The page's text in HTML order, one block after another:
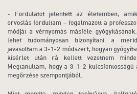
- Fordulatot jelentett az életemben,
orvoslás fordultam – fogalmazott a
módját a vérnyomás másféle
lehet tudományosan bizonyítani a
javasoltam a 3-1-2 módszert, hogyan
kísérlet után rá kellett vezetnem
Megtanultam, hogy a 3-1-2 kulcsfontosságú
megőrzése szempontjából.